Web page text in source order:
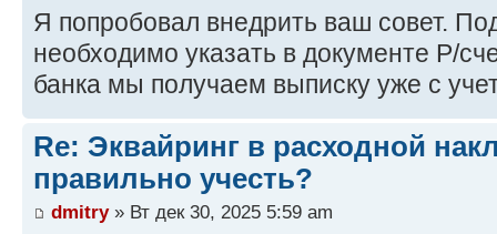
Я попробовал внедрить ваш совет.
необходимо указать в документе Р/
банка мы получаем выписку уже с
Re: Эквайринг в расходной
правильно учесть?
dmitry» Вт дек 30, 2025 5:59 am